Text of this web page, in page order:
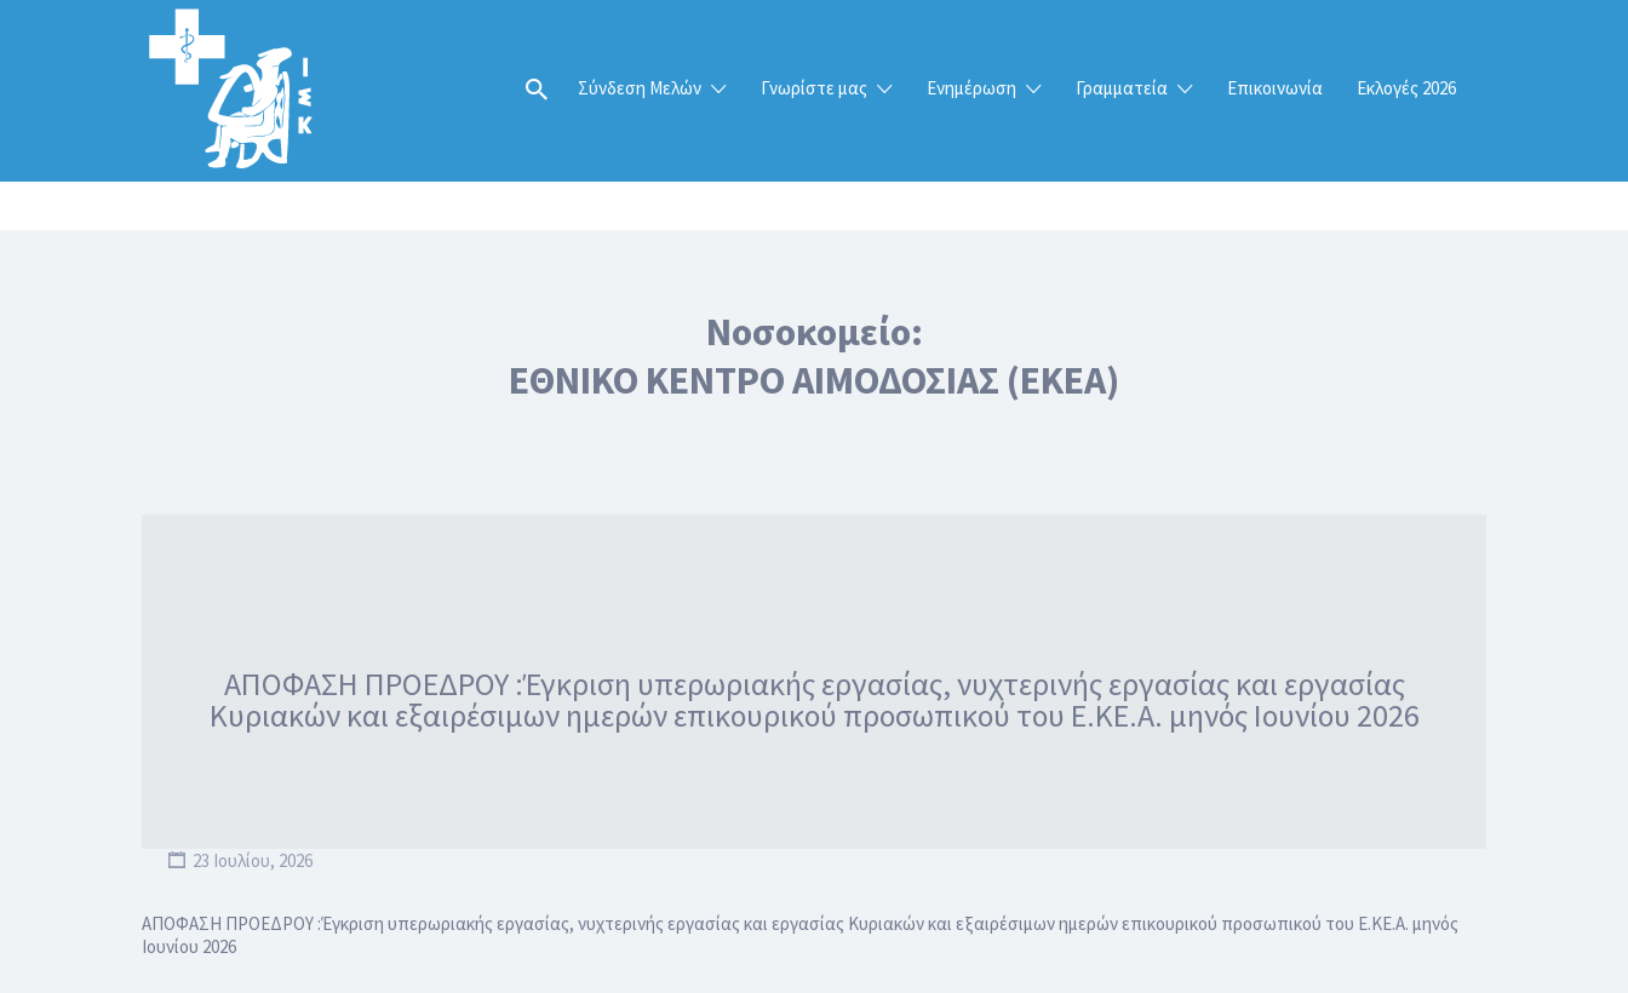
Σύνδεση Μελών Γνωρίστε μας Ενημέρωση Γραμματεία Επικοινωνία Εκλογές 2026
Αναζήτηση
για:
Νοσοκομείο:
ΕΘΝΙΚΟ ΚΕΝΤΡΟ ΑΙΜΟΔΟΣΙΑΣ (ΕΚΕΑ)
ΑΠΟΦΑΣΗ ΠΡΟΕΔΡΟΥ :Έγκριση υπερωριακής εργασίας, νυχτερινής εργασίας και εργασίας
Κυριακών και εξαιρέσιμων ημερών επικουρικού προσωπικού του Ε.ΚΕ.Α. μηνός Ιουνίου 2026
23 Ιουλίου, 2026
ΑΠΟΦΑΣΗ ΠΡΟΕΔΡΟΥ :Έγκριση υπερωριακής εργασίας, νυχτερινής εργασίας και εργασίας Κυριακών και εξαιρέσιμων ημερών επικουρικού προσωπικού του Ε.ΚΕ.Α. μηνός
Ιουνίου 2026